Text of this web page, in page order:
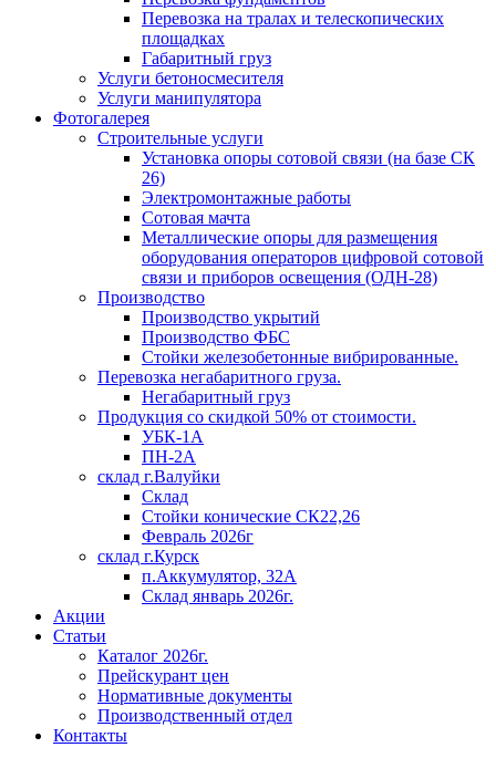
Перевозка на тралах и телескопических
площадках
Габаритный груз
Услуги бетоносмесителя
Услуги манипулятора
Фотогалерея
Строительные услуги
Установка опоры сотовой связи (на базе СК
26)
Электромонтажные работы
Сотовая мачта
Металлические опоры для размещения
оборудования операторов цифровой сотовой
связи и приборов освещения (ОДН-28)
Производство
Производство укрытий
Производство ФБС
Стойки железобетонные вибрированные.
Перевозка негабаритного груза.
Негабаритный груз
Продукция со скидкой 50% от стоимости.
УБК-1А
ПН-2А
склад г.Валуйки
Склад
Стойки конические СК22,26
Февраль 2026г
склад г.Курск
п.Аккумулятор, 32А
Склад январь 2026г.
Акции
Статьи
Каталог 2026г.
Прейскурант цен
Нормативные документы
Производственный отдел
Контакты